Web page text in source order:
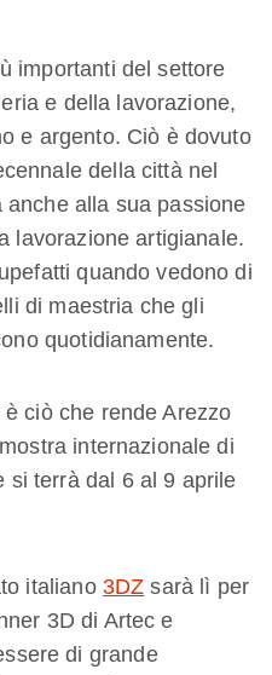
importanti del settore
e della lavorazione,
e argento. Ciò è dovuto
della città nel
alla sua passione
lavorazione artigianale.
quando vedono di
di maestria che gli
quotidianamente.
ciò che rende Arezzo
internazionale di
si terrà dal 6 al 9 aprile
italiano 3DZ sarà lì per
3D di Artec e
di grande